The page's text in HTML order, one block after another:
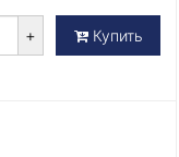
+ Купить